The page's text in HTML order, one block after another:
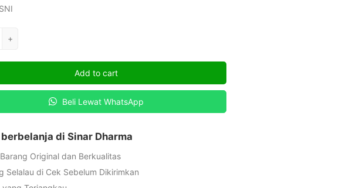
+
Add to cart
Beli Lewat WhatsApp
di Sinar Dharma
Original dan Berkualitas
Selalau di Cek Sebelum Dikirimkan